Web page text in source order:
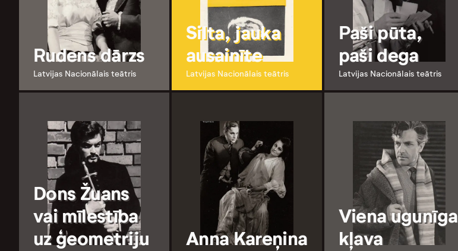
Rudens dārzs
Latvijas Nacionālais teātris
Silta, jauka
ausainīte
Latvijas Nacionālais teātris
Paši pūta,
paši dega
Latvijas Nacionālais teātris
Dons Žuans
vai mīlestība
uz ģeometriju
Anna Kareņina
Viena ugunīga
kļava